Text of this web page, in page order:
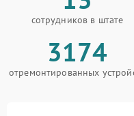
сотрудников в штате
3174
отремонтированных